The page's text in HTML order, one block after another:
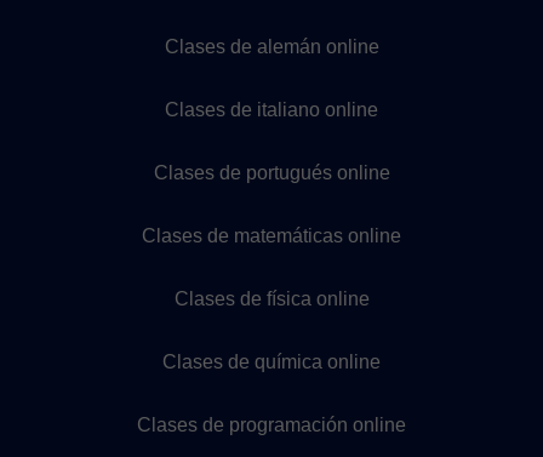
Clases de alemán online
Clases de italiano online
Clases de portugués online
Clases de matemáticas online
Clases de física online
Clases de química online
Clases de programación online